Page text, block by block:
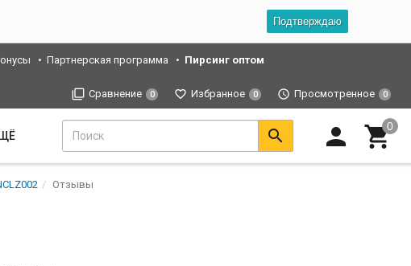
Подтверждаю
Партнерская программа Пирсинг оптом
Сравнение 0 Избранное 0 Просмотренное 0
Отзывы